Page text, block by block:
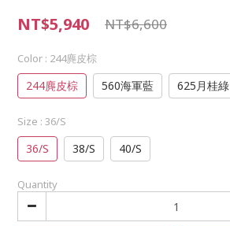
NT$5,940 NT$6,600
Color : 244麂皮棕
244麂皮棕 560海軍藍 625月桂綠
Size : 36/S
36/S 38/S 40/S
Quantity